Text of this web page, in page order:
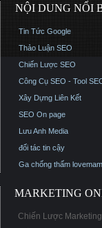
NỘI DUNG NỔI
Tin Tức Google
Thảo Luận SEO
Chiến Lược SEO
Công Cụ SEO - Tool
Xây Dựng Liên Kết
SEO On page
Lưu Anh Media
đối tác tin cậy
Ga chống thấm
MARKETING
Chiến Lược Marketing